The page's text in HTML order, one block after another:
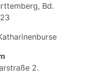
Bd.
2.